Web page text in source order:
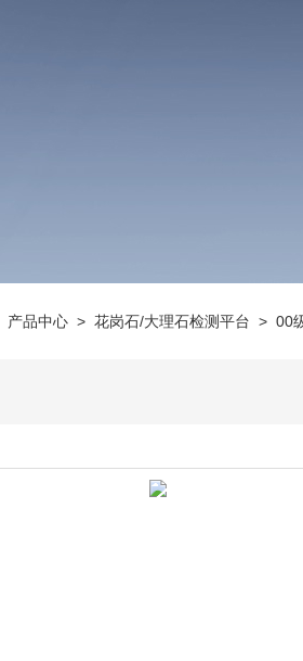
产品中心 > 花岗石/大理石检测平台 > 00